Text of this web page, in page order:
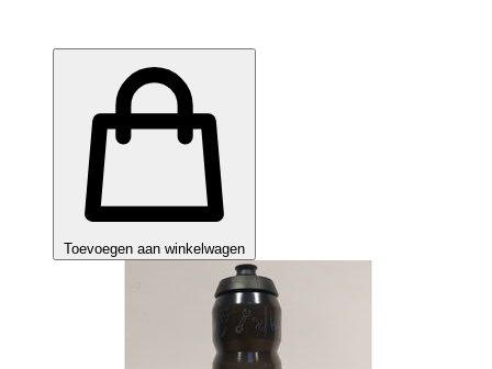
Toevoegen aan winkelwagen